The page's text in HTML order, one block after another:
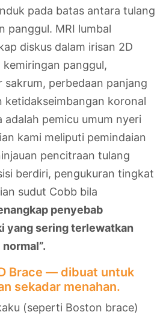
pada batas antara tulang
panggul. MRI lumbal
diskus dalam irisan 2D
panggul,
sakrum, perbedaan panjang
ketidakseimbangan koronal
pemicu umum nyeri
kami meliputi pemindaian
pencitraan tulang
berdiri, pengukuran tingkat
sudut Cobb bila
penyebab
yang sering terlewatkan
Brace — dibuat untuk
sekadar menahan.
(seperti Boston brace)